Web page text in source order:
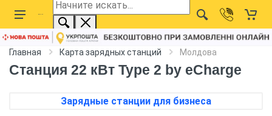
Главная Карта зарядных станций Молдова
Станция 22 кВт Type 2 by eCharge
Зарядные станции для бизнеса